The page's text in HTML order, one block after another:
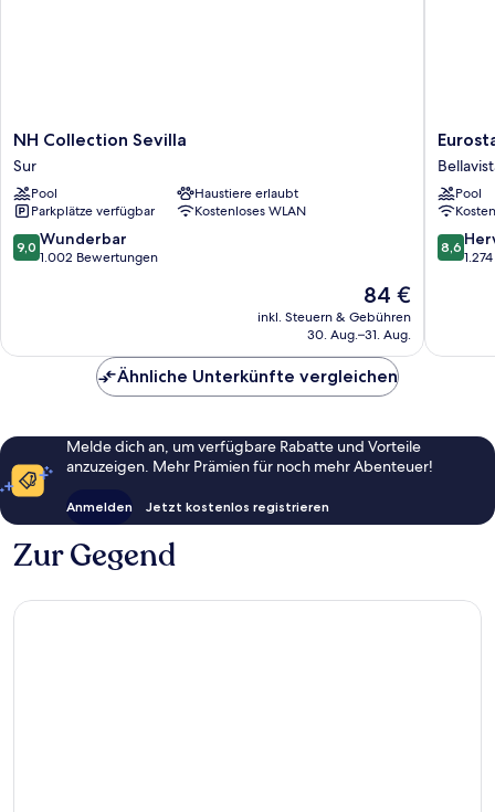
NH
Collection
Sevilla
Sur
NH Collection Sevilla
Sur
Pool
Haustiere erlaubt
Parkplätze verfügbar
Kostenloses WLAN
9.0
von
9,0 Wunderbar
1.002 Bewertungen
Der
Preis
beträgt
84 €
inkl. Steuern & Gebühren
30. Aug.–31. Aug.
Al-
Ándalus
Palace
La
Palmera
Pool
8.6
von
8,6
Ähnliche Unterkünfte vergleichen
Melde dich an, um verfügbare Rabatte und Vorteile
anzuzeigen. Mehr Prämien für noch mehr Abenteuer!
Anmelden Jetzt kostenlos registrieren
Zur Gegend